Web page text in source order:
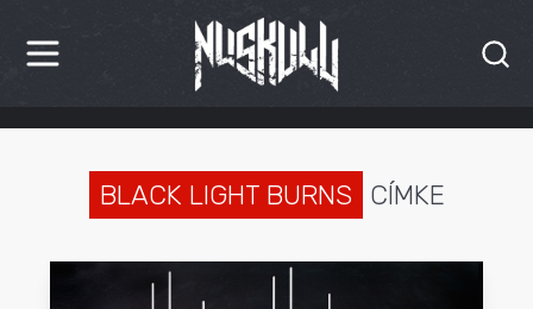
HÍREK
KRITIKÁKBLACK LIGHT BURNS CÍMKE